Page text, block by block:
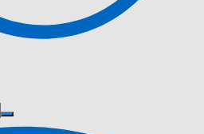
Suche